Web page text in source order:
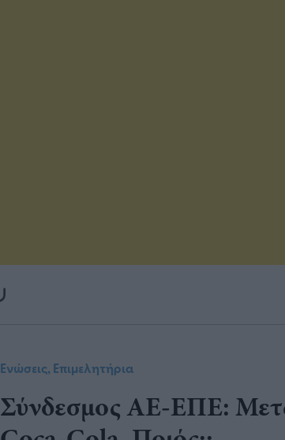
Ενώσεις, Επιμελητήρια
Σύνδεσμος ΑΕ-ΕΠΕ: